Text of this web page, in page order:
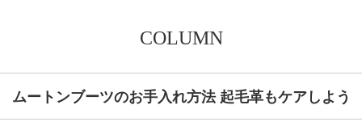
COLUMN
ムートンブーツのお手入れ方法 起毛革もケアしよう